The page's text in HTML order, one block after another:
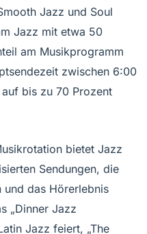
Jazz und Soul
Jazz mit etwa 50
am Musikprogramm
zwischen 6:00
bis zu 70 Prozent
bietet Jazz
Sendungen, die
das Hörerlebnis
„Dinner Jazz
Jazz feiert, „The